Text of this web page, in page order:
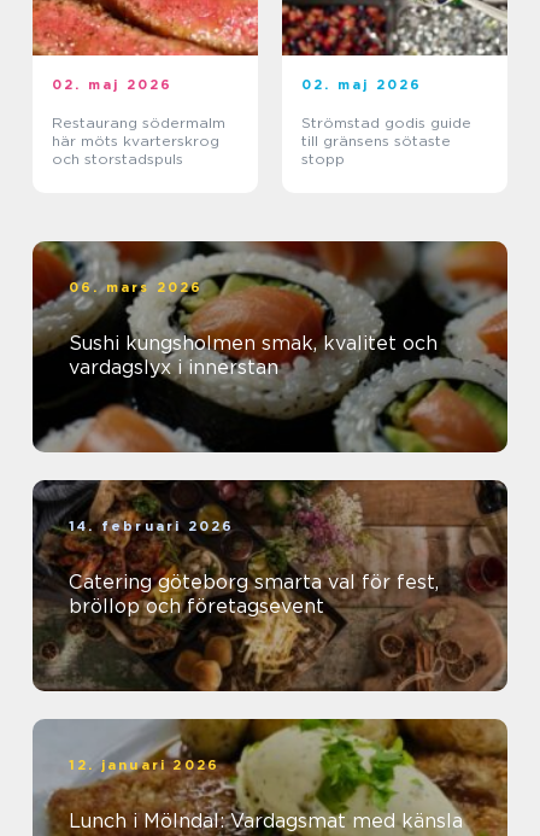
02. maj 2026
Restaurang södermalm
här möts kvarterskrog
och storstadspuls
02. maj 2026
Strömstad godis guide
till gränsens sötaste
stopp
06. mars 2026
Sushi kungsholmen smak, kvalitet och
vardagslyx i innerstan
14. februari 2026
Catering göteborg smarta val för fest,
bröllop och företagsevent
12. januari 2026
Lunch i Mölndal: Vardagsmat med känsla